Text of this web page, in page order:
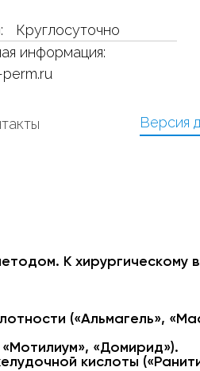
Круглосуточно
информация:
Версия
К хирургическому
(«Альмагель»,
«Домирид»).
кислоты